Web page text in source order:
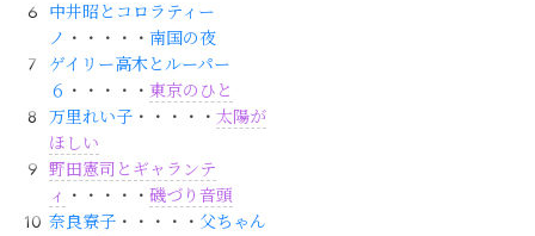
中井昭とコロラティー
ノ ・・・・・ 南国の夜
ゲイリー高木とルーパー
６ ・・・・・ 東京のひと
万里れい子 ・・・・・太陽が
ほしい
野田憲司とギャランテ
ィ ・・・・・磯づり音頭
奈良寮子 ・・・・・ 父ちゃん